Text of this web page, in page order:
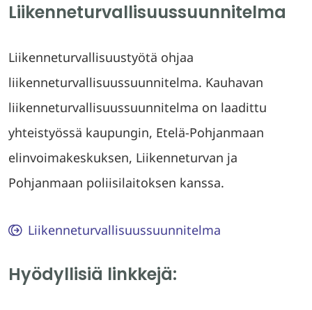
Liikenneturvallisuussuunnitelma
Liikenneturvallisuustyötä ohjaa
liikenneturvallisuussuunnitelma. Kauhavan
liikenneturvallisuussuunnitelma on laadittu
yhteistyössä kaupungin, Etelä-Pohjanmaan
elinvoimakeskuksen, Liikenneturvan ja
Pohjanmaan poliisilaitoksen kanssa.
Liikenneturvallisuussuunnitelma
Hyödyllisiä linkkejä: